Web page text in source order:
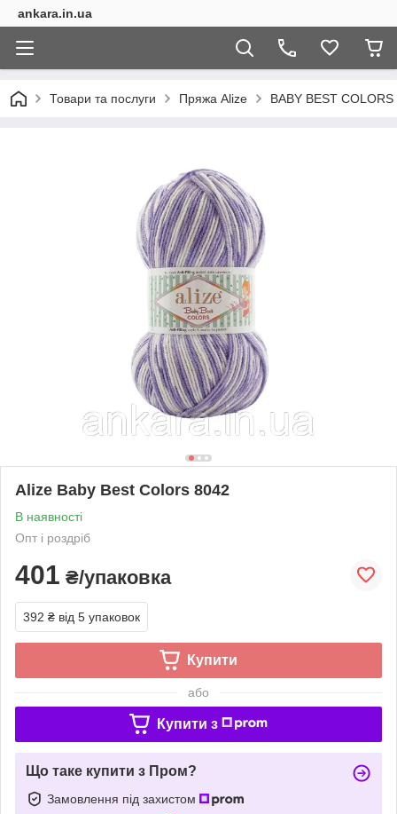
ankara.in.ua
Товари та послуги Пряжа Alize BABY BEST COLORS
Alize Baby Best Colors 8042
В наявності
Опт і роздріб
401 ₴/упаковка
392 ₴ від 5 упаковок
Купити
або
Купити з
Що таке купити з Пром?
Замовлення під захистом